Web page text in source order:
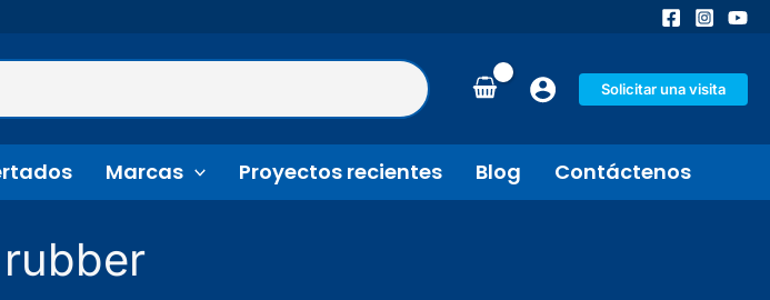
Solicitar una visita
Marcas Proyectos recientes Blog Contáctenos